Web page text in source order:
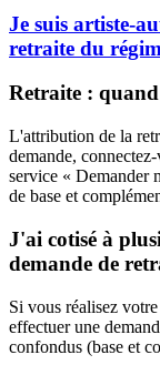
Je suis artiste-
retraite du
Retraite :
L'attribution de la
demande,
service « Demander
de base et
J'ai cotisé à
demande de
Si vous réalisez
effectuer une
confondus (base et